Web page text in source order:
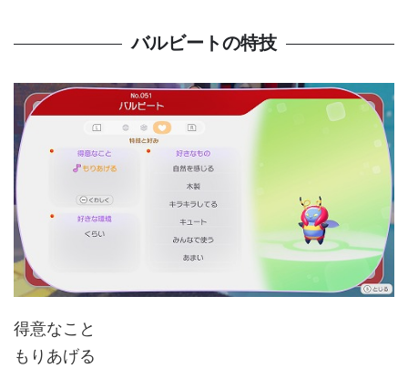
バルビートの特技
得意なこと
もりあげる